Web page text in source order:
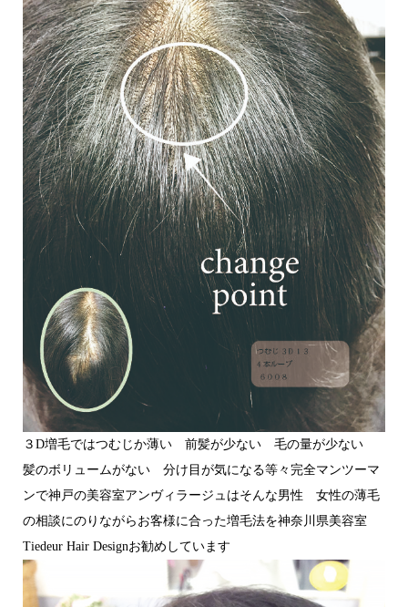
３D増毛ではつむじか薄い 前髪が少ない 毛の量が少ない
髪のボリュームがない 分け目が気になる等々完全マンツーマ
ンで神戸の美容室アンヴィラージュはそんな男性 女性の薄毛
の相談にのりながらお客様に合った増毛法を神奈川県美容室
Tiedeur Hair Designお勧めしています